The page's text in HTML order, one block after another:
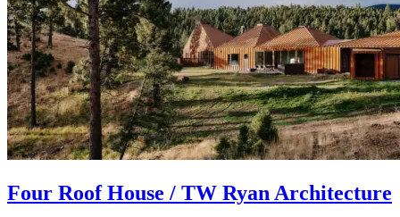
Four Roof House / TW Ryan Architecture